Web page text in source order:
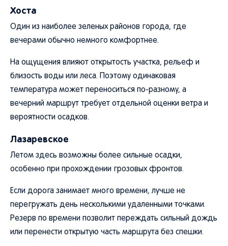
Хоста
Один из наиболее зеленых районов города, где
вечерами обычно немного комфортнее.
На ощущения влияют открытость участка, рельеф и
близость воды или леса. Поэтому одинаковая
температура может переноситься по-разному, а
вечерний маршрут требует отдельной оценки ветра и
вероятности осадков.
Лазаревское
Летом здесь возможны более сильные осадки,
особенно при прохождении грозовых фронтов.
Если дорога занимает много времени, лучше не
перегружать день несколькими удаленными точками.
Резерв по времени позволит переждать сильный дождь
или перенести открытую часть маршрута без спешки.